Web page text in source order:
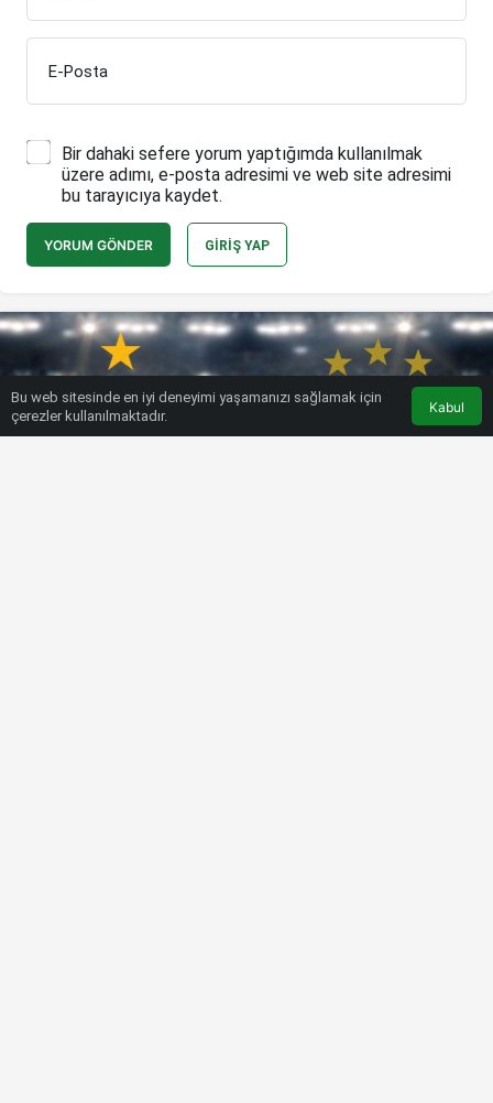
E-Posta
Bir dahaki sefere yorum yaptığımda kullanılmak
üzere adımı, e-posta adresimi ve web site adresimi
bu tarayıcıya kaydet.
YORUM GÖNDER GIRIŞ YAP
Bu web sitesinde en iyi deneyimi yaşamanızı sağlamak için
çerezler kullanılmaktadır.
Kabul